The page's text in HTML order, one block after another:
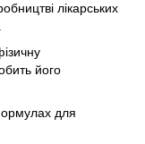
лікарських
його
для